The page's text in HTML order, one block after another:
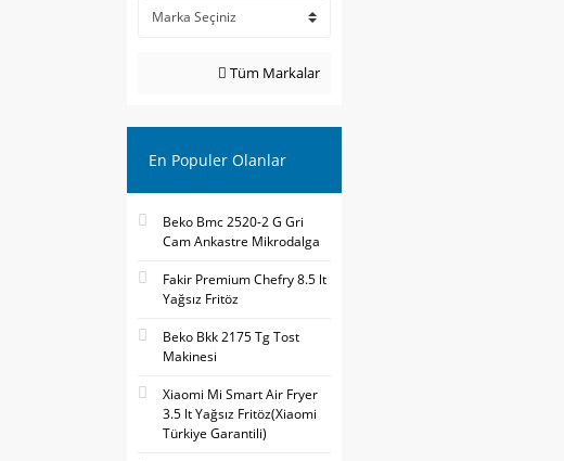
Tüm Markalar
En Populer Olanlar
Beko Bmc 2520-2 G Gri
Cam Ankastre Mikrodalga
Fakir Premium Chefry 8.5 lt
Yağsız Fritöz
Beko Bkk 2175 Tg Tost
Makinesi
Xiaomi Mi Smart Air Fryer
3.5 lt Yağsız Fritöz(Xiaomi
Türkiye Garantili)